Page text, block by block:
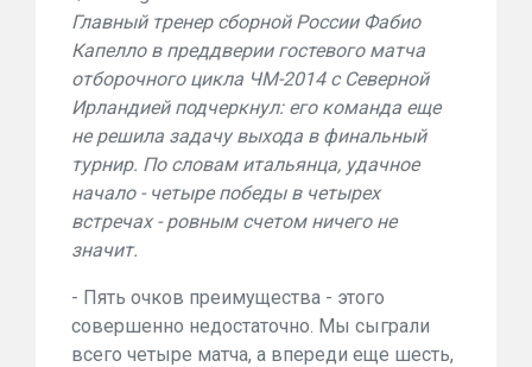
Главный тренер сборной России Фабио
Капелло в преддверии гостевого матча
отборочного цикла ЧМ-2014 с Северной
Ирландией подчеркнул: его команда еще
не решила задачу выхода в финальный
турнир. По словам итальянца, удачное
начало - четыре победы в четырех
встречах - ровным счетом ничего не
значит.
- Пять очков преимущества - этого
совершенно недостаточно. Мы сыграли
всего четыре матча, а впереди еще шесть,